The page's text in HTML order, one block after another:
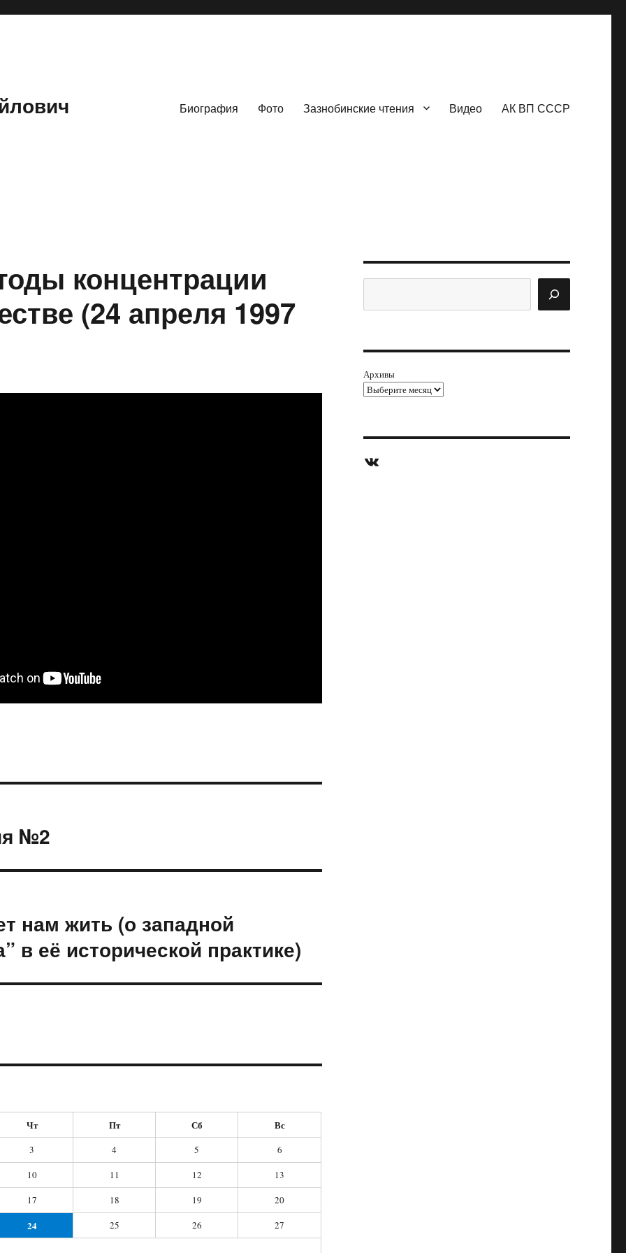
Биография Фото Зазнобинские чтения Видео АК ВП СССР
концентрации
(24 апреля 1997
№2
нам жить (о западной
в её исторической практике)
Чт Пт Сб Вс
3 4 5
6
10 11 12
13
17 18 19
20
24 25 26
27
Архивы
ВКонтакте